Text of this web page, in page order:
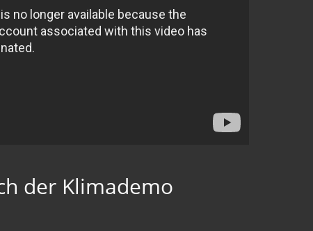
der Klimademo